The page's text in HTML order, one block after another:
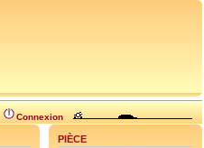
Connexion
PIÈCE